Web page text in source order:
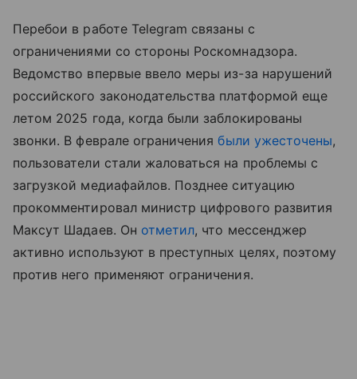
Перебои в работе Telegram связаны с
ограничениями со стороны Роскомнадзора.
Ведомство впервые ввело меры из-за нарушений
российского законодательства платформой еще
летом 2025 года, когда были заблокированы
звонки. В феврале ограничениябыли ужесточены,
пользователи стали жаловаться на проблемы с
загрузкой медиафайлов. Позднее ситуацию
прокомментировал министр цифрового развития
Максут Шадаев. Он отметил, что мессенджер
активно используют в преступных целях, поэтому
против него применяют ограничения.